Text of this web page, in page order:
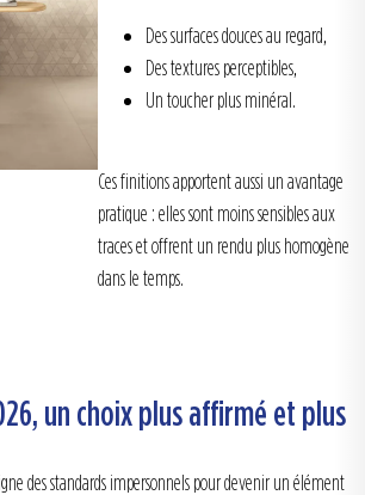
Des surfaces douces au regard,
Des textures perceptibles,
Un toucher plus minéral.
Ces finitions apportent aussi un avantage
pratique : elles sont moins sensibles aux
traces et offrent un rendu plus homogène
dans le temps.
un choix plus affirmé et plus
des standards impersonnels pour devenir un élément